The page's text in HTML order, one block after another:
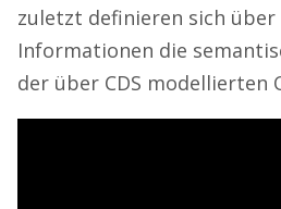
zuletzt definieren sich über
Informationen die
der über CDS modellierten